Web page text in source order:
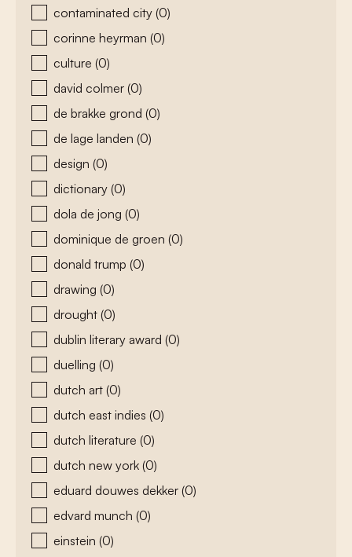
contaminated city (0)
corinne heyrman (0)
culture (0)
david colmer (0)
de brakke grond (0)
de lage landen (0)
design (0)
dictionary (0)
dola de jong (0)
dominique de groen (0)
donald trump (0)
drawing (0)
drought (0)
dublin literary award (0)
duelling (0)
dutch art (0)
dutch east indies (0)
dutch literature (0)
dutch new york (0)
eduard douwes dekker (0)
edvard munch (0)
einstein (0)